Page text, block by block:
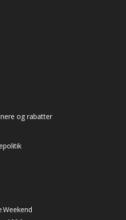
og rabatter
Weekend